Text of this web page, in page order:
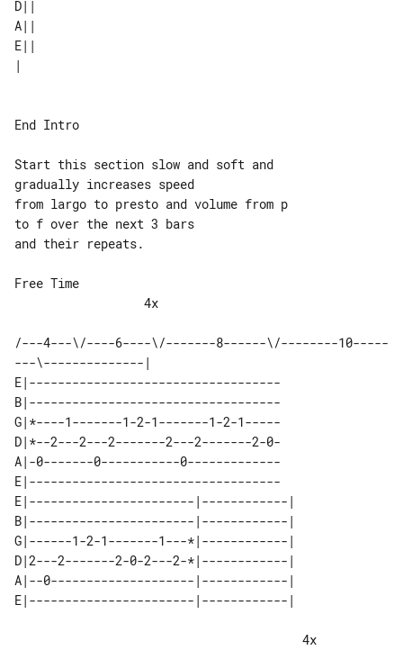
D||
A||
E||
|
End Intro
Start this section slow and soft and
gradually increases speed
from largo to presto and volume from p
to f over the next 3 bars
and their repeats.
Free Time
/---4---\/----6----\/-------8------\/--------10-----
E|-----------------------------------
B|-----------------------------------
G|*----1-------1-2-1-------1-2-1-----
D|*--2---2---2-------2---2-------2-0-
A|-0-------0-----------0-------------
E|-----------------------------------
E|-----------------------|------------|
B|-----------------------|------------|
G|------1-2-1-------1---*|------------|
D|2---2-------2-0-2---2-*|------------|
A|--0--------------------|------------|